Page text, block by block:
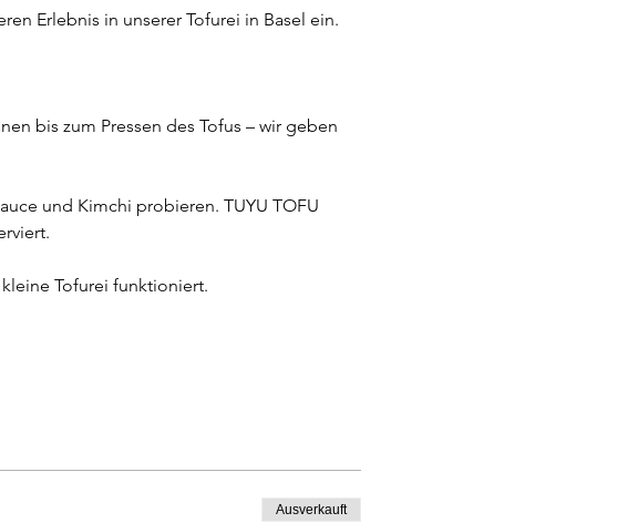
Erlebnis in unserer Tofurei in Basel ein.
Tofurei funktioniert.
Ausverkauft